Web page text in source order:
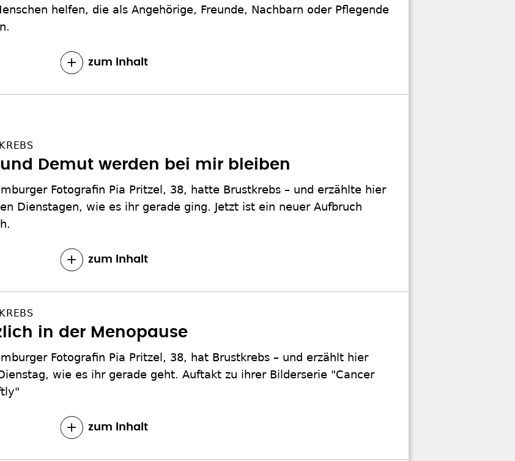
helfen, die als Angehörige, Freunde, Nachbarn oder Pflegende
zum Inhalt
Demut werden bei mir bleiben
Fotografin Pia Pritzel, 38, hatte Brustkrebs – und erzählte hier
Dienstagen, wie es ihr gerade ging. Jetzt ist ein neuer Aufbruch
zum Inhalt
in der Menopause
Fotografin Pia Pritzel, 38, hat Brustkrebs – und erzählt hier
wie es ihr gerade geht. Auftakt zu ihrer Bilderserie "Cancer
zum Inhalt